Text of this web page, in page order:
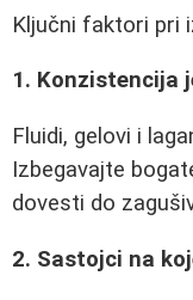
Ključni faktori pri
1. Konzistencija
Fluidi, gelovi i
Izbegavajte
dovesti do
2. Sastojci na